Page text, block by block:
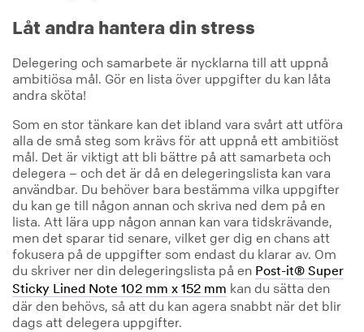
Låt andra hantera din stress
Delegering och samarbete är nycklarna till att uppnå
ambitiösa mål. Gör en lista över uppgifter du kan låta
andra sköta!
Som en stor tänkare kan det ibland vara svårt att utföra
alla de små steg som krävs för att uppnå ett ambitiöst
mål. Det är viktigt att bli bättre på att samarbeta och
delegera – och det är då en delegeringslista kan vara
användbar. Du behöver bara bestämma vilka uppgifter
du kan ge till någon annan och skriva ned dem på en
lista. Att lära upp någon annan kan vara tidskrävande,
men det sparar tid senare, vilket ger dig en chans att
fokusera på de uppgifter som endast du klarar av. Om
du skriver ner din delegeringslista på en Post-it® Super
Sticky Lined Note 102 mm x 152 mm kan du sätta den
där den behövs, så att du kan agera snabbt när det blir
dags att delegera uppgifter.